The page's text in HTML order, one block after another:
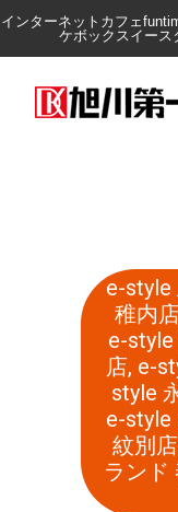
インターネットカフェ
ケボックスイース
e-style
稚内
e-
店, e-
style
e-style
紋別店
ランド